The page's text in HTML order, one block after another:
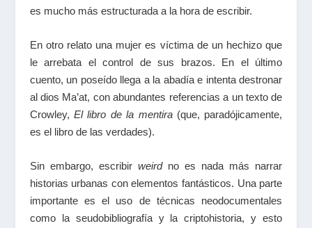
es mucho más estructurada a la hora de escribir.
En otro relato una mujer es víctima de un hechizo que
le arrebata el control de sus brazos. En el último
cuento, un poseído llega a la abadía e intenta destronar
al dios Ma’at, con abundantes referencias a un texto de
Crowley, El libro de la mentira(que, paradójicamente,
es el libro de las verdades).
Sin embargo, escribir weirdno es nada más narrar
historias urbanas con elementos fantásticos. Una parte
importante es el uso de técnicas neodocumentales
como la seudobibliografía y la criptohistoria, y esto